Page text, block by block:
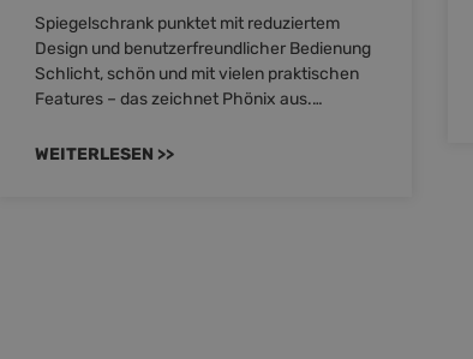
Spiegelschrank punktet mit reduziertem
Design und benutzerfreundlicher Bedienung
Schlicht, schön und mit vielen praktischen
Features – das zeichnet Phönix aus.…
WEITERLESEN >>